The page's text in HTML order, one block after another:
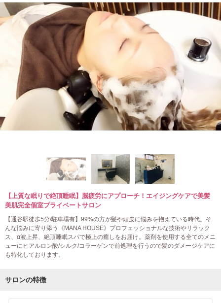
【上質な眠りで絶頂睡眠】脳疲労にアプローチ！エイジングケアで美髪
美肌完全個室プライベートサロン
【通谷駅徒歩5分/駐車場有】99%の方が髪や頭皮に悩みを抱えている時代。そ
んな悩みに寄り添う《MANA HOUSE》プロフェッショナルな技術やリラック
ス、α波上昇、絶頂睡眠スパで極上の癒しをお届け。薬剤を使用する全てのメニ
ューにヒアルロン酸/シルク/コラーゲンで前処理を行うので髪のダメージケアに
も特化しております。
サロンの特徴